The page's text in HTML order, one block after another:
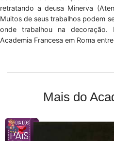
retratando a deusa Minerva
Muitos de seus trabalhos podem
onde trabalhou na
Academia Francesa em Roma
Mais do